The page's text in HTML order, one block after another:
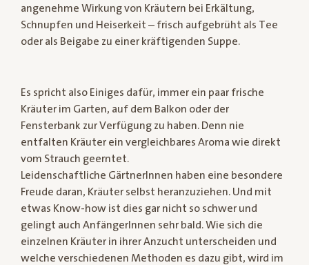
angenehme Wirkung von Kräutern bei Erkältung,
Schnupfen und Heiserkeit – frisch aufgebrüht als Tee
oder als Beigabe zu einer kräftigenden Suppe.
Es spricht also Einiges dafür, immer ein paar frische
Kräuter im Garten, auf dem Balkon oder der
Fensterbank zur Verfügung zu haben. Denn nie
entfalten Kräuter ein vergleichbares Aroma wie direkt
vom Strauch geerntet.
Leidenschaftliche GärtnerInnen haben eine besondere
Freude daran, Kräuter selbst heranzuziehen. Und mit
etwas Know-how ist dies gar nicht so schwer und
gelingt auch AnfängerInnen sehr bald. Wie sich die
einzelnen Kräuter in ihrer Anzucht unterscheiden und
welche verschiedenen Methoden es dazu gibt, wird im